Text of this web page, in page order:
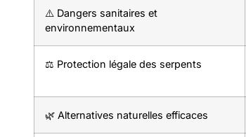
⚠️ Dangers sanitaires et
environnementaux
⚖️ Protection légale des serpents
🌿 Alternatives naturelles efficaces